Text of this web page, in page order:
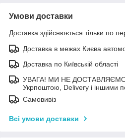
Умови доставки
Доставка здійснюється тільки по
Доставка в межах Києва
Доставка по Київській області
УВАГА! МИ НЕ ДОСТАВЛЯЄМО
Укрпоштою, Delivery і іншими
Самовивіз
Всі умови доставки